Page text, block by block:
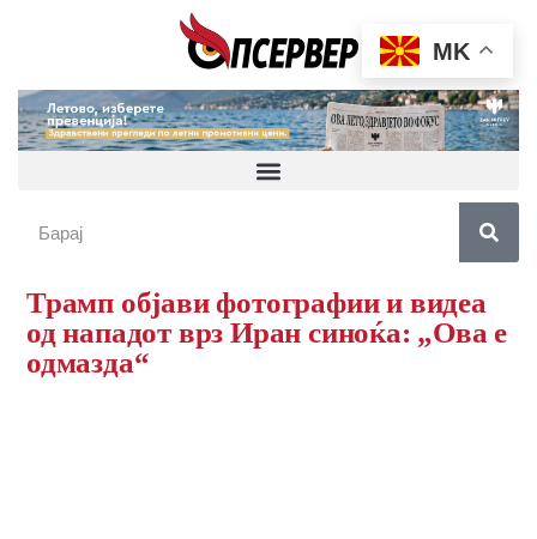
Трамп објави фотографии и видеа
од нападот врз Иран синоќа: „Ова е
одмазда“
MK